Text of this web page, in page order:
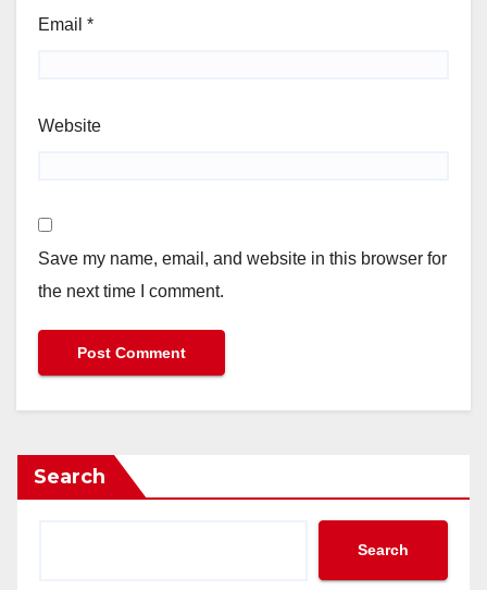
Email *
Website
Save my name, email, and website in this browser for
the next time I comment.
Search
Search